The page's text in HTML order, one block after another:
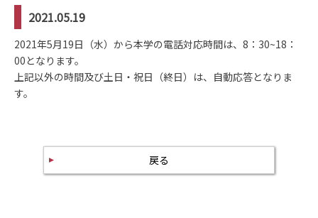
2021.05.19
2021年5月19日（水）から本学の電話対応時間は、8：30~18：
00となります。
上記以外の時間及び土日・祝日（終日）は、自動応答となりま
す。
戻る